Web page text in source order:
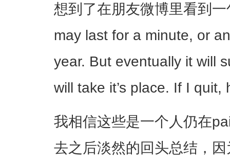
想到了在朋友微博里看到
may last for a minute, or
year. But eventually it will
will take it’s place. If I quit,
我相信这些是一个人仍在
去之后淡然的回头总结，